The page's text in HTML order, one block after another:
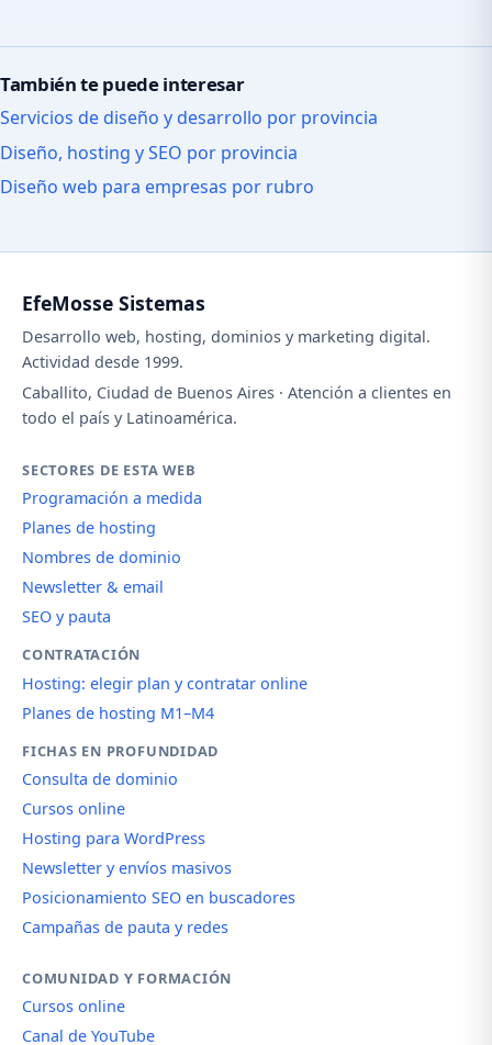
También te puede interesar
Servicios de diseño y desarrollo por provincia
Diseño, hosting y SEO por provincia
Diseño web para empresas por rubro
EfeMosse Sistemas
Desarrollo web, hosting, dominios y marketing digital.
Actividad desde 1999.
Caballito, Ciudad de Buenos Aires · Atención a clientes en
todo el país y Latinoamérica.
SECTORES DE ESTA WEB
Programación a medida
Planes de hosting
Nombres de dominio
Newsletter & email
SEO y pauta
CONTRATACIÓN
Hosting: elegir plan y contratar online
Planes de hosting M1–M4
FICHAS EN PROFUNDIDAD
Consulta de dominio
Cursos online
Hosting para WordPress
Newsletter y envíos masivos
Posicionamiento SEO en buscadores
Campañas de pauta y redes
COMUNIDAD Y FORMACIÓN
Cursos online
Canal de YouTube